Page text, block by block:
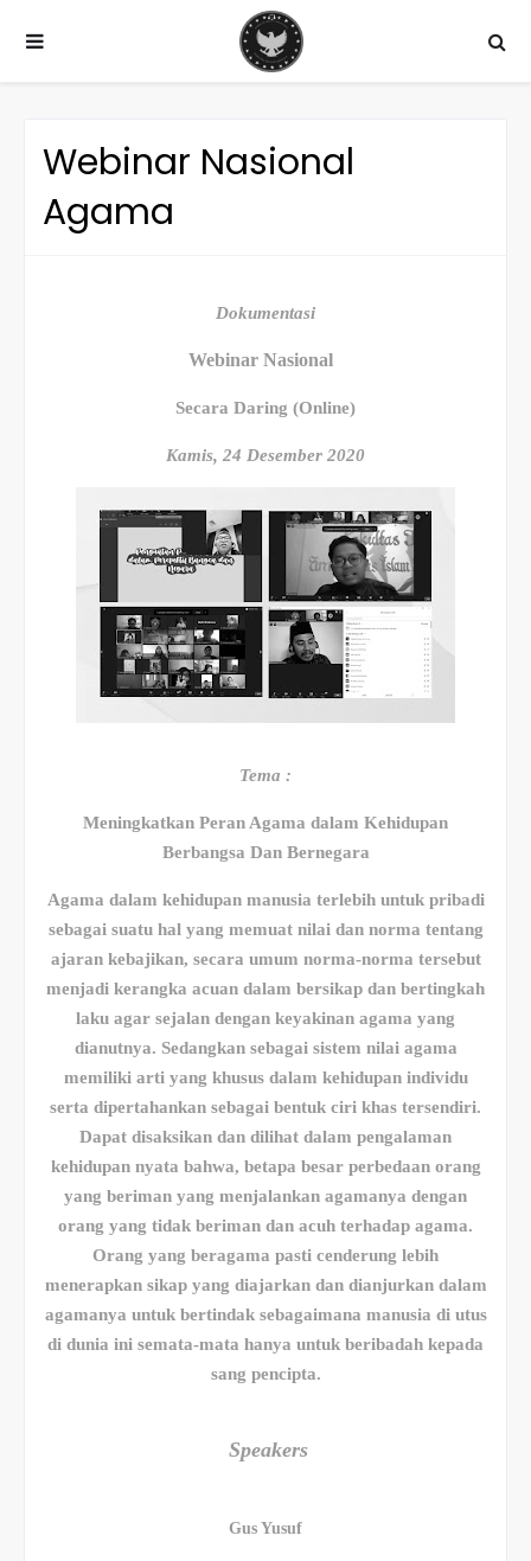
Webinar Nasional
Agama
Dokumentasi
Webinar Nasional
Secara Daring (Online)
Kamis, 24 Desember 2020
Tema :
Meningkatkan Peran Agama dalam Kehidupan
Berbangsa Dan Bernegara
Agama dalam kehidupan manusia terlebih untuk pribadi
sebagai suatu hal yang memuat nilai dan norma tentang
ajaran kebajikan, secara umum norma-norma tersebut
menjadi kerangka acuan dalam bersikap dan bertingkah
laku agar sejalan dengan keyakinan agama yang
dianutnya. Sedangkan sebagai sistem nilai agama
memiliki arti yang khusus dalam kehidupan individu
serta dipertahankan sebagai bentuk ciri khas tersendiri.
Dapat disaksikan dan dilihat dalam pengalaman
kehidupan nyata bahwa, betapa besar perbedaan orang
yang beriman yang menjalankan agamanya dengan
orang yang tidak beriman dan acuh terhadap agama.
Orang yang beragama pasti cenderung lebih
menerapkan sikap yang diajarkan dan dianjurkan dalam
agamanya untuk bertindak sebagaimana manusia di utus
di dunia ini semata-mata hanya untuk beribadah kepada
sang pencipta.
Speakers
Gus Yusuf